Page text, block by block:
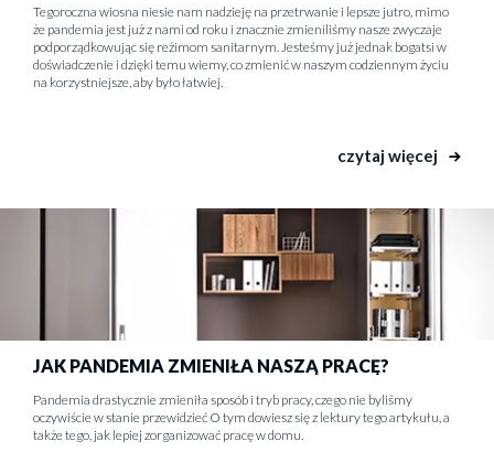
Tegoroczna wiosna niesie nam nadzieję na przetrwanie i lepsze jutro, mimo
że pandemia jest już z nami od roku i znacznie zmieniliśmy nasze zwyczaje
podporządkowując się reżimom sanitarnym. Jesteśmy już jednak bogatsi w
doświadczenie i dzięki temu wiemy, co zmienić w naszym codziennym życiu
na korzystniejsze, aby było łatwiej.
czytaj więcej
JAK PANDEMIA ZMIENIŁA NASZĄ PRACĘ?
Pandemia drastycznie zmieniła sposób i tryb pracy, czego nie byliśmy
oczywiście w stanie przewidzieć O tym dowiesz się z lektury tego artykułu, a
także tego, jak lepiej zorganizować pracę w domu.